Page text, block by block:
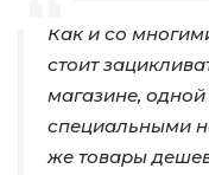
Как и со
стоит
магазине,
специальными
же товары